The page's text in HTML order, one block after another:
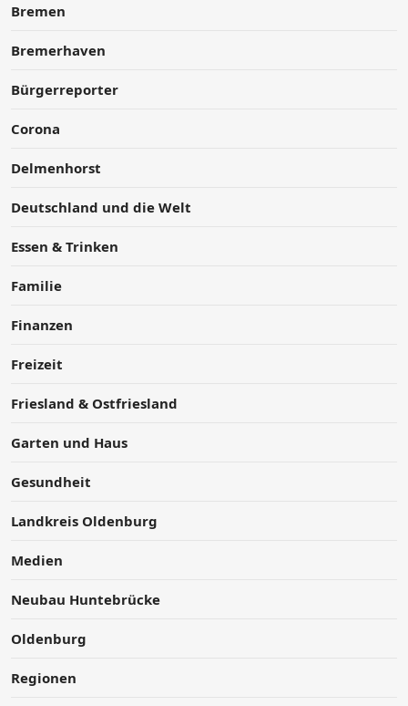
Bremen
Bremerhaven
Bürgerreporter
Corona
Delmenhorst
Deutschland und die Welt
Essen & Trinken
Familie
Finanzen
Freizeit
Friesland & Ostfriesland
Garten und Haus
Gesundheit
Landkreis Oldenburg
Medien
Neubau Huntebrücke
Oldenburg
Regionen